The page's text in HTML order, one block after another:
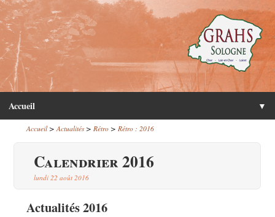
Accueil ▼
Accueil> Actualités> Rétro> Rétro : 2016
Calendrier 2016
lundi 22 août 2016
Actualités 2016